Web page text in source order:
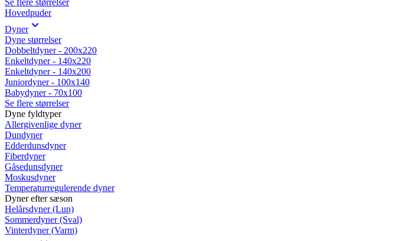
Se flere størrelser
Hovedpuder
Dyner
Dyne størrelser
Dobbeltdyner - 200x220
Enkeltdyner - 140x220
Enkeltdyner - 140x200
Juniordyner - 100x140
Babydyner - 70x100
Se flere størrelser
Dyne fyldtyper
Allergivenlige dyner
Dundyner
Edderdunsdyner
Fiberdyner
Gåsedunsdyner
Moskusdyner
Temperaturregulerende dyner
Dyner efter sæson
Helårsdyner (Lun)
Sommerdyner (Sval)
Vinterdyner (Varm)